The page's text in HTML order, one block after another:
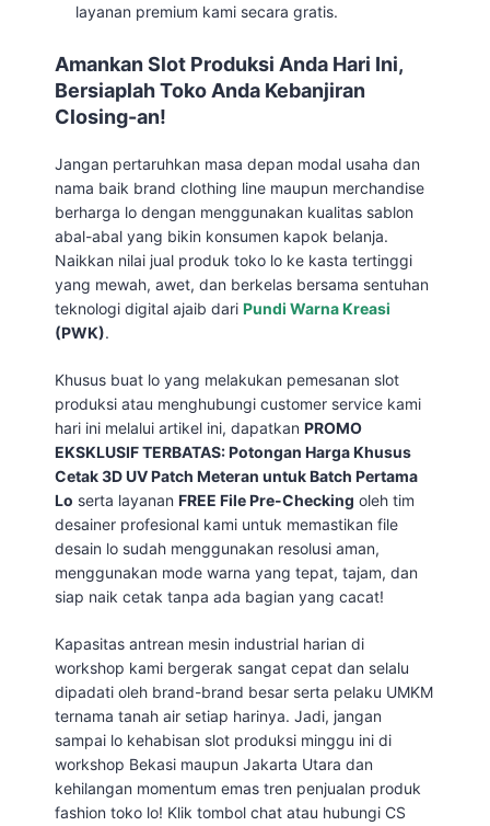
layanan premium kami secara gratis.
Amankan Slot Produksi Anda Hari Ini,
Bersiaplah Toko Anda Kebanjiran
Closing-an!
Jangan pertaruhkan masa depan modal usaha dan
nama baik brand clothing line maupun merchandise
berharga lo dengan menggunakan kualitas sablon
abal-abal yang bikin konsumen kapok belanja.
Naikkan nilai jual produk toko lo ke kasta tertinggi
yang mewah, awet, dan berkelas bersama sentuhan
teknologi digital ajaib dari Pundi Warna Kreasi
(PWK).
Khusus buat lo yang melakukan pemesanan slot
produksi atau menghubungi customer service kami
hari ini melalui artikel ini, dapatkan PROMO
EKSKLUSIF TERBATAS: Potongan Harga Khusus
Cetak 3D UV Patch Meteran untuk Batch Pertama
Lo serta layanan FREE File Pre-Checking oleh tim
desainer profesional kami untuk memastikan file
desain lo sudah menggunakan resolusi aman,
menggunakan mode warna yang tepat, tajam, dan
siap naik cetak tanpa ada bagian yang cacat!
Kapasitas antrean mesin industrial harian di
workshop kami bergerak sangat cepat dan selalu
dipadati oleh brand-brand besar serta pelaku UMKM
ternama tanah air setiap harinya. Jadi, jangan
sampai lo kehabisan slot produksi minggu ini di
workshop Bekasi maupun Jakarta Utara dan
kehilangan momentum emas tren penjualan produk
fashion toko lo! Klik tombol chat atau hubungi CS